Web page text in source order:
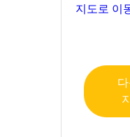
지도로 이
다